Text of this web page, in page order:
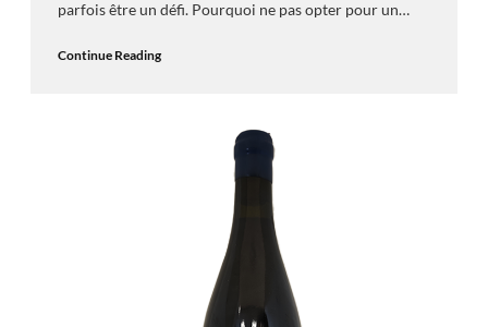
parfois être un défi. Pourquoi ne pas opter pour un…
Continue Reading